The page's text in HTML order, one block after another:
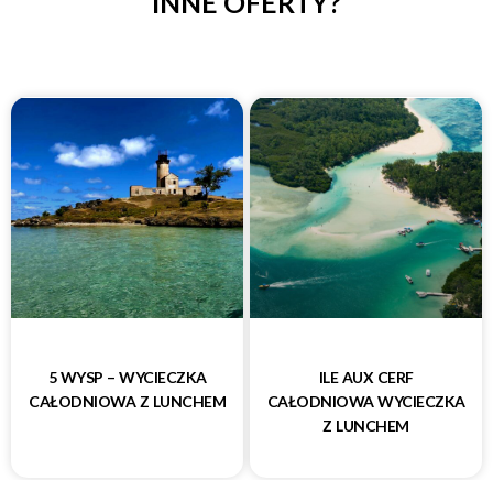
5 WYSP – WYCIECZKA
CAŁODNIOWA Z LUNCHEM
ILE AUX CERF
CAŁODNIOWA WYCIECZKA
Z LUNCHEM